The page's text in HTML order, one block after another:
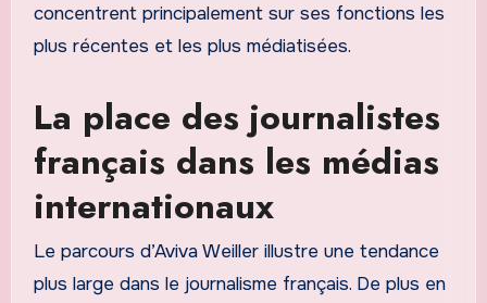
concentrent principalement sur ses fonctions les
plus récentes et les plus médiatisées.
La place des journalistes
français dans les médias
internationaux
Le parcours d’Aviva Weiller illustre une tendance
plus large dans le journalisme français. De plus en